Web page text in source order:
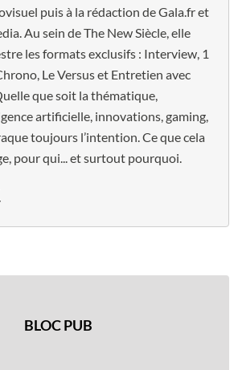
puis à la rédaction de Gala.fr et
Au sein de The New Siècle, elle
les formats exclusifs : Interview, 1
Le Versus et Entretien avec
que soit la thématique,
artificielle, innovations, gaming,
toujours l’intention. Ce que cela
pour qui... et surtout pourquoi.
BLOC PUB